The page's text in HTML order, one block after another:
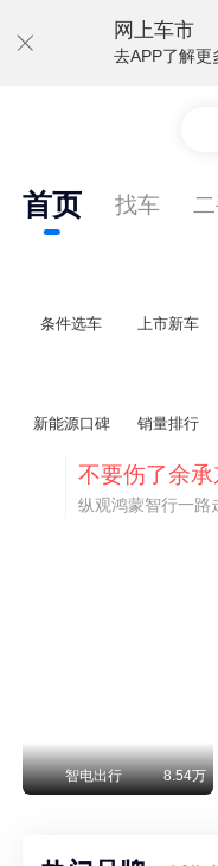
网上车市
去APP了解更
首页 找车
条件选车 上市新车
新能源口碑 销量排行
智电出行 8.54万